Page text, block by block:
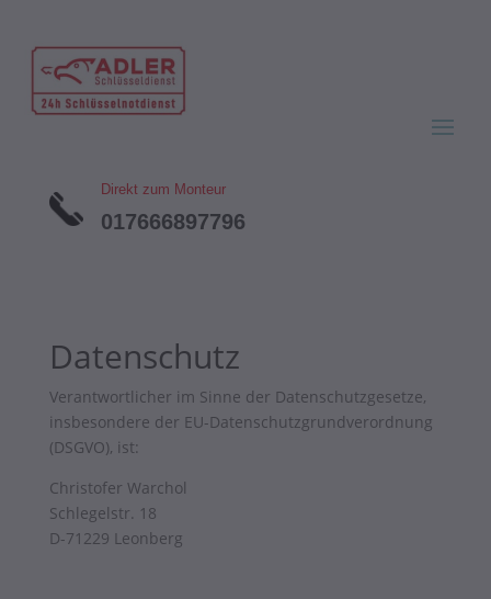
Direkt zum Monteur
017666897796
Datenschutz
Verantwortlicher im Sinne der Datenschutzgesetze,
insbesondere der EU-Datenschutzgrundverordnung
(DSGVO), ist:
Christofer Warchol
Schlegelstr. 18
D-71229 Leonberg